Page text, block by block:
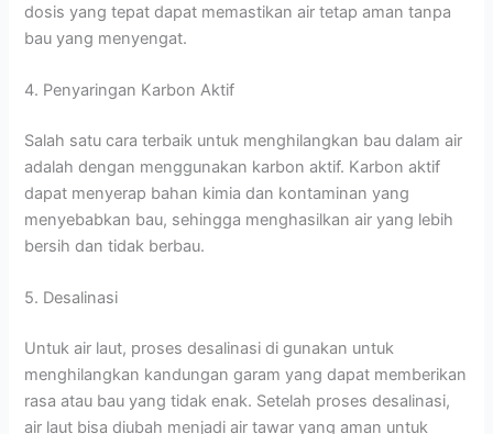
dosis yang tepat dapat memastikan air tetap aman tanpa
bau yang menyengat.
4. Penyaringan Karbon Aktif
Salah satu cara terbaik untuk menghilangkan bau dalam air
adalah dengan menggunakan karbon aktif. Karbon aktif
dapat menyerap bahan kimia dan kontaminan yang
menyebabkan bau, sehingga menghasilkan air yang lebih
bersih dan tidak berbau.
5. Desalinasi
Untuk air laut, proses desalinasi di gunakan untuk
menghilangkan kandungan garam yang dapat memberikan
rasa atau bau yang tidak enak. Setelah proses desalinasi,
air laut bisa diubah menjadi air tawar yang aman untuk